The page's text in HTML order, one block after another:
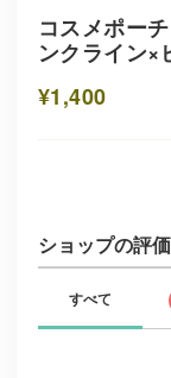
コスメポー
ンクライン×
¥1,400
ショップの評価
すべて